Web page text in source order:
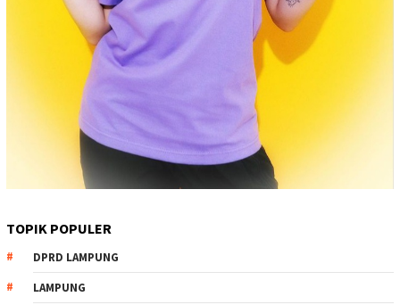
TOPIK POPULER
DPRD LAMPUNG
LAMPUNG